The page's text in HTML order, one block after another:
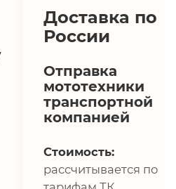
Доставка по
России
Отправка
мототехники
транспортной
компанией
Стоимость:
рассчитывается по